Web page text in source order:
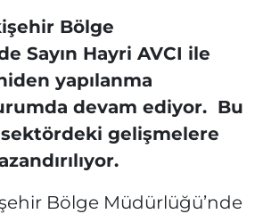
Bölge
Sayın Hayri AVCI ile
yapılanma
devam ediyor. Bu
sektördeki gelişmelere
Bölge Müdürlüğü’nde